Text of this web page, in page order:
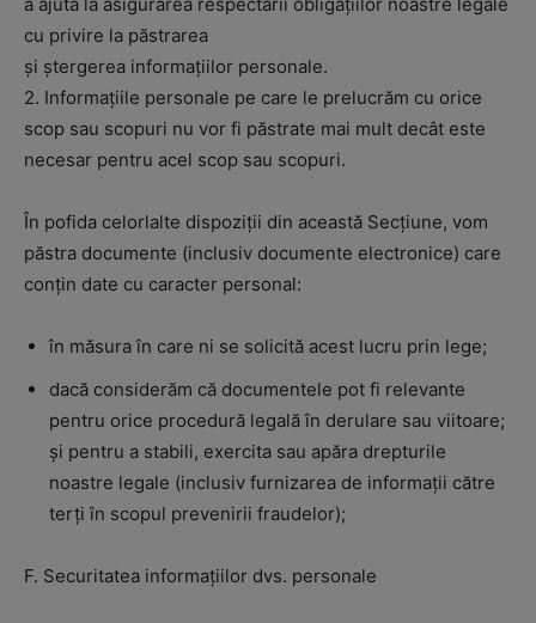
cu privire la păstrarea
și ștergerea informațiilor personale.
2. Informațiile personale pe care le prelucrăm cu orice
scop sau scopuri nu vor fi păstrate mai mult decât este
necesar pentru acel scop sau scopuri.
În pofida celorlalte dispoziții din această Secțiune, vom
păstra documente (inclusiv documente electronice) care
conțin date cu caracter personal:
în măsura în care ni se solicită acest lucru prin lege;
dacă considerăm că documentele pot fi relevante
pentru orice procedură legală în derulare sau viitoare;
și pentru a stabili, exercita sau apăra drepturile
noastre legale (inclusiv furnizarea de informații către
terți în scopul prevenirii fraudelor);
F. Securitatea informațiilor dvs. personale